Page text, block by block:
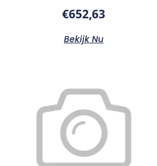
€652,63
Bekijk Nu